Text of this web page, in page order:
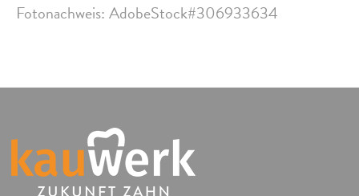
Fotonachweis: AdobeStock#306933634